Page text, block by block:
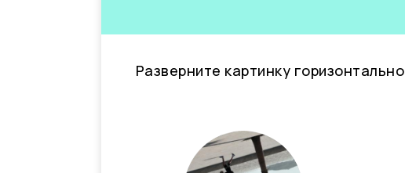
Разверните картинку горизонтально